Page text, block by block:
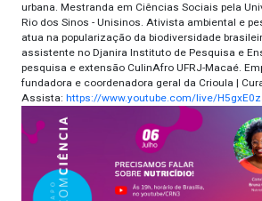
urbana. Mestranda em Ciências Sociais pela
Rio dos Sinos - Unisinos. Ativista ambiental e
atua na popularização da biodiversidade
assistente no Djanira Instituto de Pesquisa e
pesquisa e extensão CulinAfro UFRJ-Macaé.
fundadora e coordenadora geral da Crioula |
Assista: https://www.youtube.com/live/